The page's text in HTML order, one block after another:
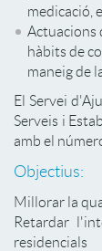
medicació,
Actuacions
hàbits de
maneig de
El Servei
Serveis i
amb el
Objectius:
Millorar la
Retardar
residencials